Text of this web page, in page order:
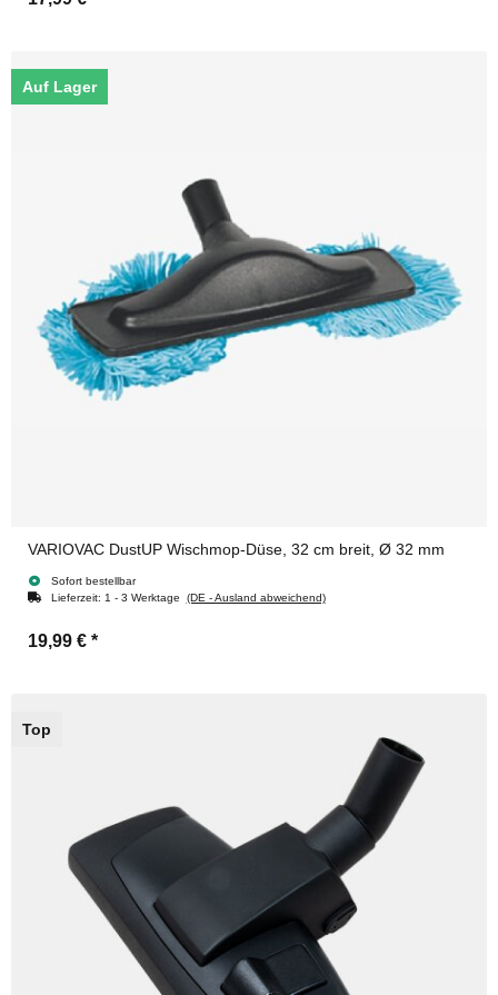
Auf Lager
VARIOVAC DustUP Wischmop-Düse, 32 cm breit, Ø 32 mm
Sofort bestellbar
Lieferzeit: 1 - 3 Werktage (DE - Ausland abweichend)
19,99 € *
Top